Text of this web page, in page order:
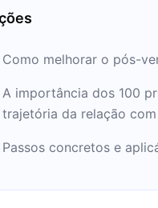
Como melhorar o pós-
A importância dos 100
trajetória da relação
Passos concretos e